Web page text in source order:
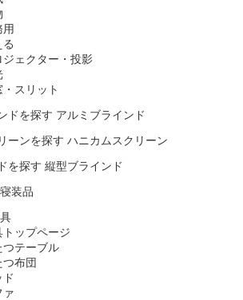
用
る
ジェクター・投影
・スリット
アルミブラインド
ハニカムスクリーン
縦型ブラインド
寝装品
トップページ
つテーブル
つ布団
ド
ァ